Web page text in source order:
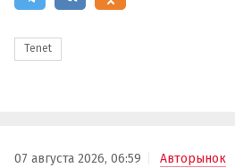
Tenet
07 августа 2026, 06:59 Авторынок